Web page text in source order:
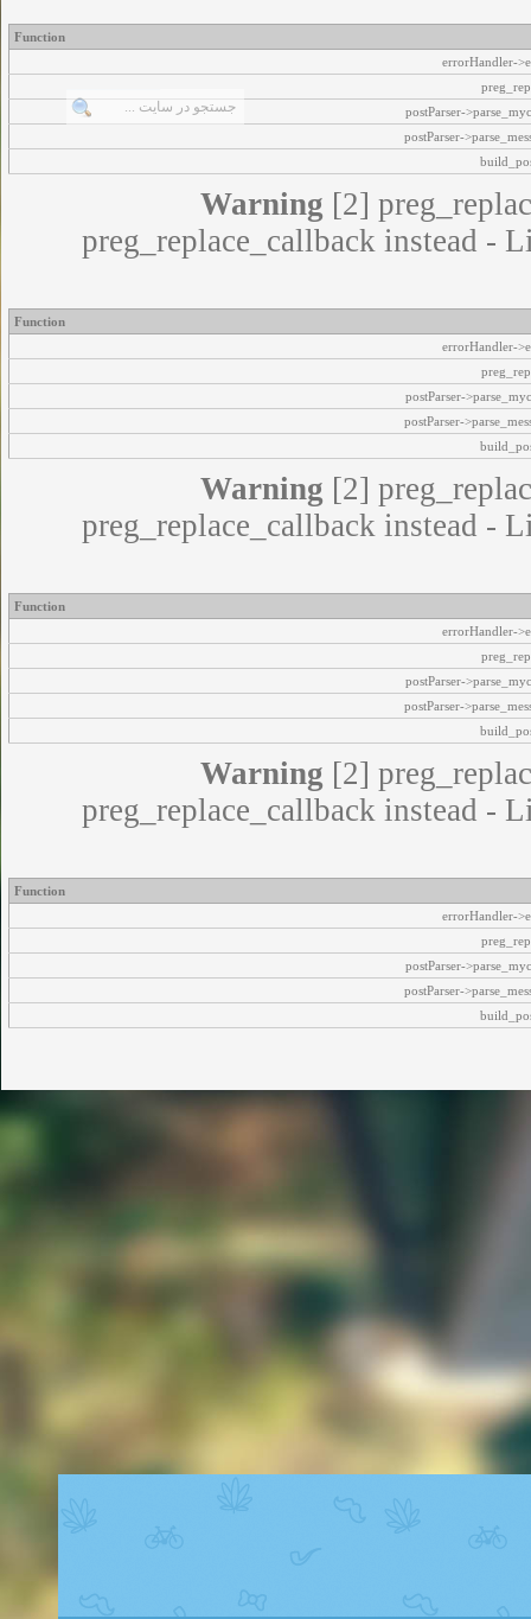
Function
errorHandler-
postParser-
postParser-
Warning [2]
preg_replace_callback instead -
Function
errorHandler-
postParser-
postParser-
Warning [2]
preg_replace_callback instead -
Function
errorHandler-
postParser-
postParser-
Warning [2]
preg_replace_callback instead -
Function
errorHandler-
postParser-
postParser-